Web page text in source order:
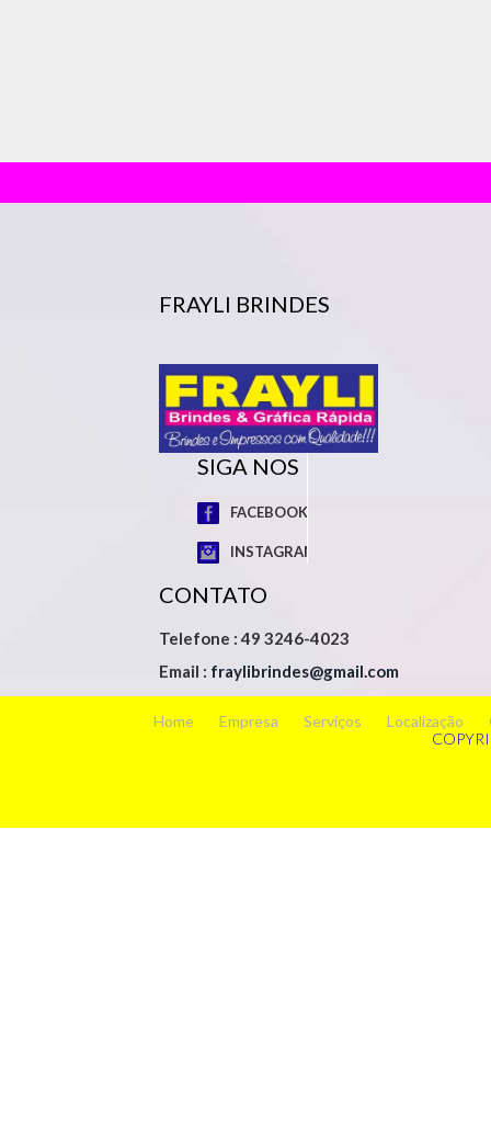
FRAYLI BRINDES
SIGA NOS
FACEBOOK
INSTAGRAM
CONTATO
Telefone : 49 3246-4023
Email : fraylibrindes@gmail.com
Home Empresa Serviços Localização